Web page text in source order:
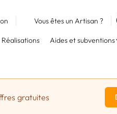
Vous êtes un Artisan ?
Réalisations Aides et subventions
gratuites